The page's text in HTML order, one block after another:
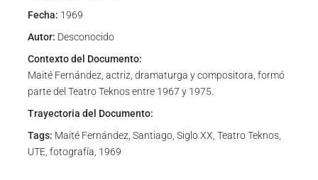
Fecha: 1969
Autor: Desconocido
Contexto del Documento:
Maité Fernández, actriz, dramaturga y compositora, formó
parte del Teatro Teknos entre 1967 y 1975.
Trayectoria del Documento:
Tags: Maité Fernández, Santiago, Siglo XX, Teatro Teknos,
UTE, fotografía, 1969